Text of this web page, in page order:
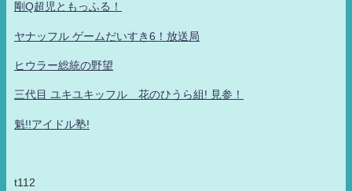
剛Q超児ともっふる！
ヤナッフル ゲームだいすき6！放送局
ヒウラー総統の野望
三代目 ユキユキッフル 花のひうら組! 見参！
魁!!アイドル塾!
t112